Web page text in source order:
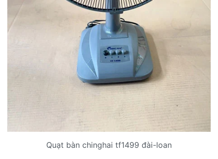
Quạt bàn chinghai tf1499 đài-loan